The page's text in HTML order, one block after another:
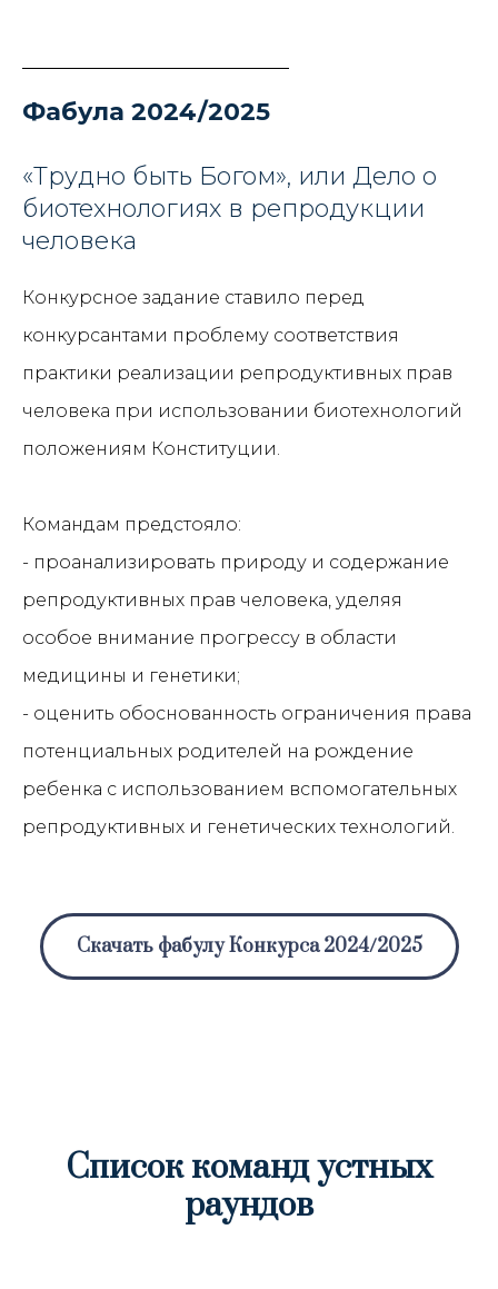
Фабула 2024/2025
«Трудно быть Богом», или Дело о
биотехнологиях в репродукции
человека
Конкурсное задание ставило перед
конкурсантами проблему соответствия
практики реализации репродуктивных прав
человека при использовании биотехнологий
положениям Конституции.
Командам предстояло:
- проанализировать природу и содержание
репродуктивных прав человека, уделяя
особое внимание прогрессу в области
медицины и генетики;
- оценить обоснованность ограничения права
потенциальных родителей на рождение
ребенка с использованием вспомогательных
репродуктивных и генетических технологий.
Скачать фабулу Конкурса 2024/2025
Список команд устных
раундов